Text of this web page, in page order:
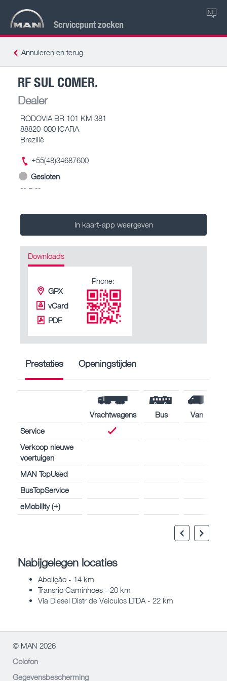
Servicepunt zoeken
NL
Annuleren en terug
RF SUL COMER.
Dealer
RODOVIA BR 101 KM 381
88820-000 ICARA
Brazilië
+55(48)34687600
Gesloten
-- – --
In kaart-app weergeven
Downloads
GPX
vCard
PDF
Phone:
Prestaties Openingstijden
Vrachtwagens Bus
Van
Service
Verkoop nieuwe
voertuigen
MAN TopUsed
BusTopService
eMobility (+)
Nabijgelegen locaties
Abolição - 14 km
Transrio Caminhoes - 20 km
Via Diesel Distr de Veiculos LTDA - 22 km
© MAN 2026
Colofon
Gegevensbescherming